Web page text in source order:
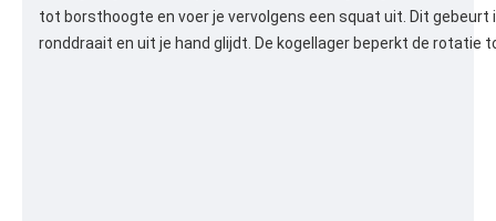
tot borsthoogte en voer je vervolgens een squat uit. Dit
ronddraait en uit je hand glijdt. De kogellager beperkt de